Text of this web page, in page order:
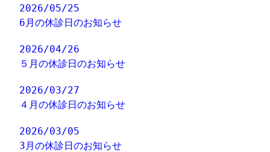
2026/05/25
6月の休診日のお知らせ
2026/04/26
５月の休診日のお知らせ
2026/03/27
４月の休診日のお知らせ
2026/03/05
3月の休診日のお知らせ